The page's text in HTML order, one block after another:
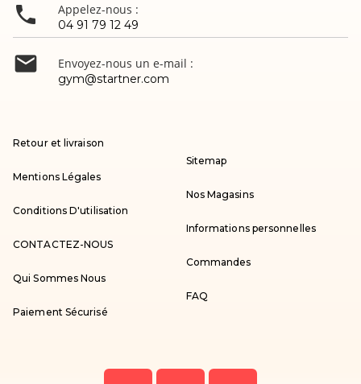
 Appelez-nous :
04 91 79 12 49
 Envoyez-nous un e-mail :
gym@startner.com
Retour et livraison
Mentions Légales
Conditions D'utilisation
CONTACTEZ-NOUS
Qui Sommes Nous
Paiement Sécurisé
Sitemap
Nos Magasins
Informations personnelles
Commandes
FAQ